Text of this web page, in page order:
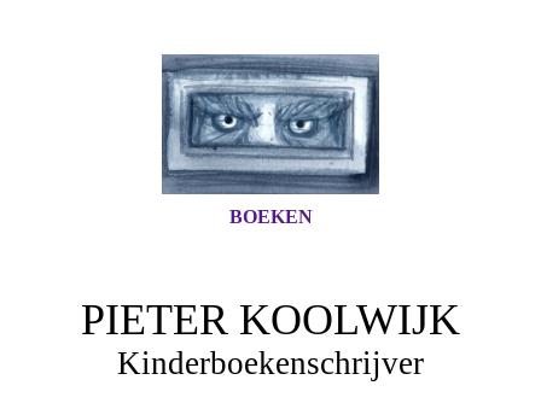
BOEKEN
PIETER KOOLWIJK
Kinderboekenschrijver